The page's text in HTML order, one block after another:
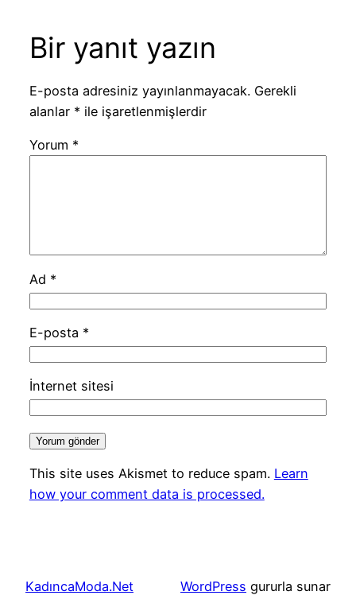
Bir yanıt yazın
E-posta adresiniz yayınlanmayacak. Gerekli
alanlar * ile işaretlenmişlerdir
Yorum *
Ad *
E-posta *
İnternet sitesi
This site uses Akismet to reduce spam. Learn
how your comment data is processed.
KadıncaModa.Net WordPress gururla sunar